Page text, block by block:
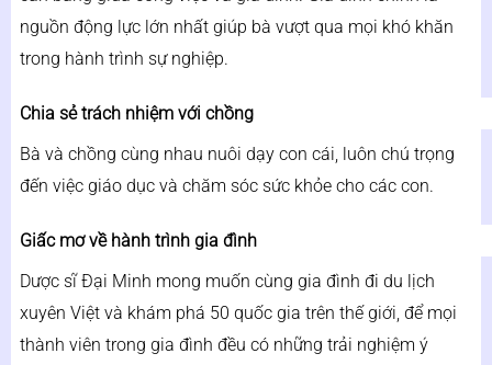
nguồn động lực lớn nhất giúp bà vượt qua mọi khó khăn
trong hành trình sự nghiệp.
Chia sẻ trách nhiệm với chồng
Bà và chồng cùng nhau nuôi dạy con cái, luôn chú trọng
đến việc giáo dục và chăm sóc sức khỏe cho các con.
Giấc mơ về hành trình gia đình
Dược sĩ Đại Minh mong muốn cùng gia đình đi du lịch
xuyên Việt và khám phá 50 quốc gia trên thế giới, để mọi
thành viên trong gia đình đều có những trải nghiệm ý